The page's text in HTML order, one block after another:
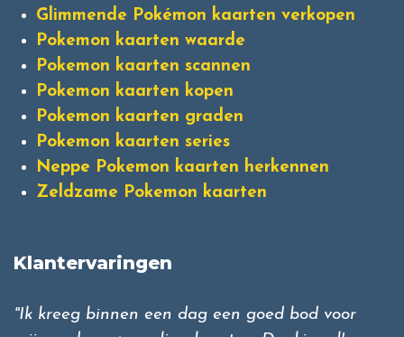
Glimmende Pokémon kaarten verkopen
Pokemon kaarten waarde
Pokemon kaarten scannen
Pokemon kaarten kopen
Pokemon kaarten graden
Pokemon kaarten series
Neppe Pokemon kaarten herkennen
Zeldzame Pokemon kaarten
Klantervaringen
"Ik kreeg binnen een dag een goed bod voor